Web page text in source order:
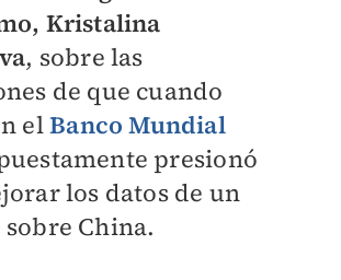
Kristalina
, sobre las
de que cuando
elBanco Mundial
presionó
los datos de un
China.